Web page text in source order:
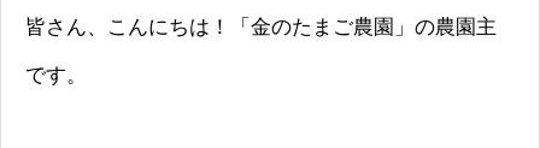
皆さん、こんにちは！「金のたまご農園」の農園主
です。